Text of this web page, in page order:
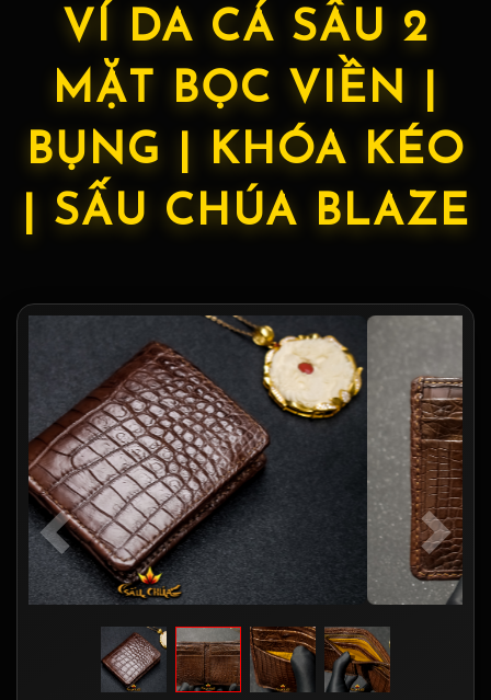
VÍ DA CÁ SẤU 2
MẶT BỌC VIỀN |
BỤNG | KHÓA KÉO
| SẤU CHÚA BLAZE
Previous Next